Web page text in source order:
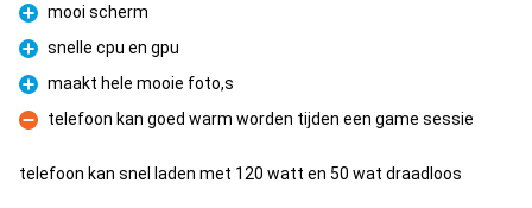
Pluspunt
mooi scherm
Pluspunt
snelle cpu en gpu
Pluspunt
maakt hele mooie foto,s
Minpunt
telefoon kan goed warm worden tijden een game sessie
telefoon kan snel laden met 120 watt en 50 wat draadloos